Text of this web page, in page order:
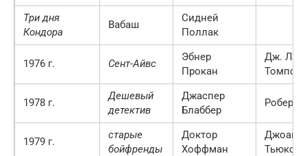
Три дня
Кондора
Вабаш
Сидней
Поллак
1976 г. Сент-Айвс
Эбнер
Прокан
Дж. Ли
Томпсон
1978 г.
Дешевый
детектив
Джаспер
Блаббер
Роберт
1979 г.
старые
бойфренды
Доктор
Хоффман
Джоан